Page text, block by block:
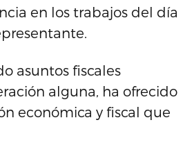
en los trabajos del día
asuntos fiscales
alguna, ha ofrecido
económica y fiscal que